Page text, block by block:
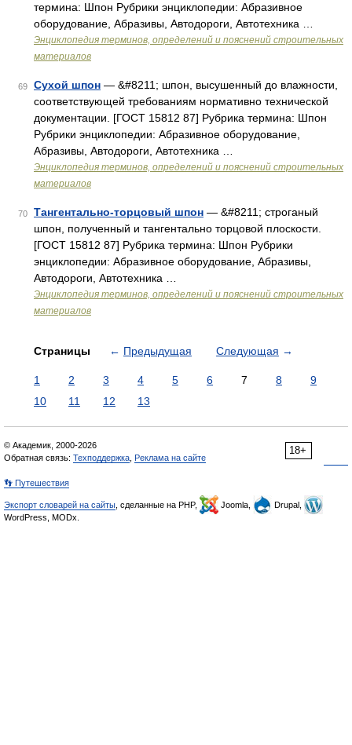
термина: Шпон Рубрики энциклопедии: Абразивное
оборудование, Абразивы, Автодороги, Автотехника …
Энциклопедия терминов, определений и пояснений строительных
материалов
69 Сухой шпон — &#8211; шпон, высушенный до влажности,
соответствующей требованиям нормативно технической
документации. [ГОСТ 15812 87] Рубрика термина: Шпон
Рубрики энциклопедии: Абразивное оборудование,
Абразивы, Автодороги, Автотехника …
Энциклопедия терминов, определений и пояснений строительных
материалов
70 Тангентально-торцовый шпон — &#8211; строганый
шпон, полученный и тангентально торцовой плоскости.
[ГОСТ 15812 87] Рубрика термина: Шпон Рубрики
энциклопедии: Абразивное оборудование, Абразивы,
Автодороги, Автотехника …
Энциклопедия терминов, определений и пояснений строительных
материалов
Страницы ← Предыдущая Следующая →
1 2 3 4 5 6 7 8
9
10
11 12 13
18+
© Академик, 2000-2026
Обратная связь: Техподдержка Реклама на сайте
👣 Путешествия
Экспорт словарей на сайты , сделанные на PHP, Joomla,
Drupal,
WordPress, MODx.